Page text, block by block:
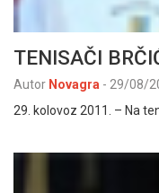
TENISAČI
Autor Novagra - 29/08/
29. kolovoz 2011. – Na